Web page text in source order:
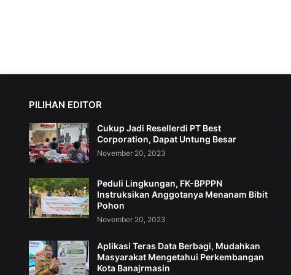
PILIHAN EDITOR
Cukup Jadi Resellerdi PT Best
Corporation, Dapat Untung Besar
November 20, 2023
Peduli Lingkungan, FK-BPPPN
Instruksikan Anggotanya Menanam Bibit
Pohon
November 20, 2023
Aplikasi Teras Data Berbagi, Mudahkan
Masyarakat Mengetahui Perkembangan
Kota Banajrmasin